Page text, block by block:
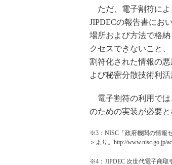
ただ、電子割符によ
JIPDECの報告書にお
場所および方法で格
クセスできないこと
割符化された情報の
よび秘密分散技術利
電子割符の利用では
のための実装が必要と
※3：NISC「政府機関の情報
＞より。http://www.nisc.go.jp/
※4：JIPDEC 次世代電子商取